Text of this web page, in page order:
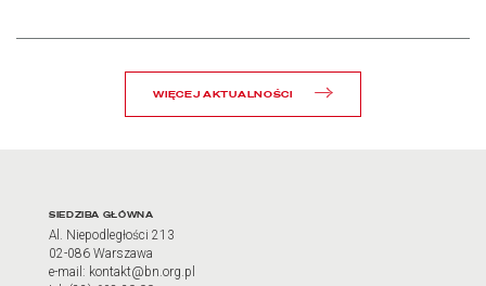
WIĘCEJ AKTUALNOŚCI
Adres oraz godziny
SIEDZIBA GŁÓWNA
Al. Niepodległości 213
02-086 Warszawa
e-mail: kontakt@bn.org.pl